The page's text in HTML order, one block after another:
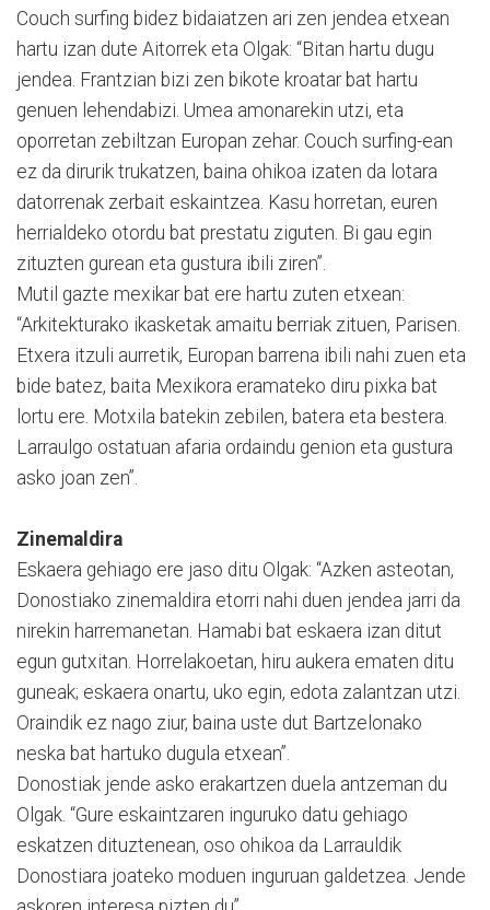
Couch surfing bidez bidaiatzen ari zen jendea etxean
hartu izan dute Aitorrek eta Olgak: “Bitan hartu dugu
jendea. Frantzian bizi zen bikote kroatar bat hartu
genuen lehendabizi. Umea amonarekin utzi, eta
oporretan zebiltzan Europan zehar. Couch surfing-ean
ez da dirurik trukatzen, baina ohikoa izaten da lotara
datorrenak zerbait eskaintzea. Kasu horretan, euren
herrialdeko otordu bat prestatu ziguten. Bi gau egin
zituzten gurean eta gustura ibili ziren”.
Mutil gazte mexikar bat ere hartu zuten etxean:
“Arkitekturako ikasketak amaitu berriak zituen, Parisen.
Etxera itzuli aurretik, Europan barrena ibili nahi zuen eta
bide batez, baita Mexikora eramateko diru pixka bat
lortu ere. Motxila batekin zebilen, batera eta bestera.
Larraulgo ostatuan afaria ordaindu genion eta gustura
asko joan zen”.
Zinemaldira
Eskaera gehiago ere jaso ditu Olgak: “Azken asteotan,
Donostiako zinemaldira etorri nahi duen jendea jarri da
nirekin harremanetan. Hamabi bat eskaera izan ditut
egun gutxitan. Horrelakoetan, hiru aukera ematen ditu
guneak; eskaera onartu, uko egin, edota zalantzan utzi.
Oraindik ez nago ziur, baina uste dut Bartzelonako
neska bat hartuko dugula etxean”.
Donostiak jende asko erakartzen duela antzeman du
Olgak. “Gure eskaintzaren inguruko datu gehiago
eskatzen dituztenean, oso ohikoa da Larrauldik
Donostiara joateko moduen inguruan galdetzea. Jende